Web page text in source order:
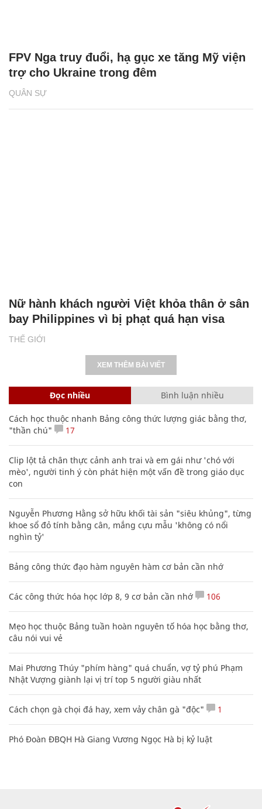
QUÂN SỰ
FPV Nga truy đuổi, hạ gục xe tăng Mỹ viện
trợ cho Ukraine trong đêm
THẾ GIỚI
Nữ hành khách người Việt khỏa thân ở sân
bay Philippines vì bị phạt quá hạn visa
XEM THÊM BÀI VIẾT
Đọc nhiều Bình luận nhiều
Cách học thuộc nhanh Bảng công thức lượng giác bằng thơ,
"thần chú"
17
Clip lột tả chân thực cảnh anh trai và em gái như 'chó với
mèo', người tinh ý còn phát hiện một vấn đề trong giáo dục
con
Nguyễn Phương Hằng sở hữu khối tài sản "siêu khủng", từng
khoe sổ đỏ tính bằng cân, mắng cựu mẫu 'không có nổi
nghìn tỷ'
Bảng công thức đạo hàm nguyên hàm cơ bản cần nhớ
Các công thức hóa học lớp 8, 9 cơ bản cần nhớ 106
Mẹo học thuộc Bảng tuần hoàn nguyên tố hóa học bằng thơ,
câu nói vui vẻ
Mai Phương Thúy "phím hàng" quá chuẩn, vợ tỷ phú Phạm
Nhật Vượng giành lại vị trí top 5 người giàu nhất
Cách chọn gà chọi đá hay, xem vảy chân gà "độc" 1
Phó Đoàn ĐBQH Hà Giang Vương Ngọc Hà bị kỷ luật